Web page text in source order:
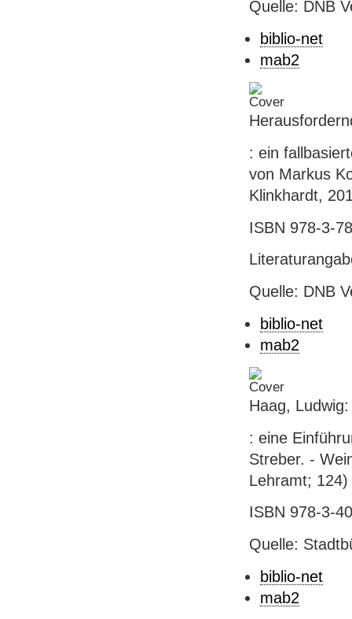
Quelle: DNB
biblio-net
mab2
: ein
von Markus
Klinkhardt,
ISBN 978-3-
Quelle: DNB
biblio-net
mab2
Haag,
: eine
Streber. -
Lehramt; 124)
ISBN 978-3-
Quelle:
biblio-net
mab2